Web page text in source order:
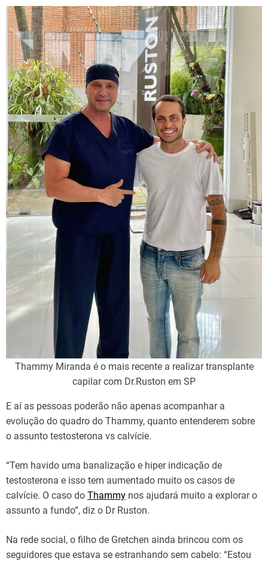
Thammy Miranda é o mais recente a realizar transplante
capilar com Dr.Ruston em SP
E aí as pessoas poderão não apenas acompanhar a
evolução do quadro do Thammy, quanto entenderem sobre
o assunto testosterona vs calvície.
“Tem havido uma banalização e hiper indicação de
testosterona e isso tem aumentado muito os casos de
calvície. O caso do Thammy nos ajudará muito a explorar o
assunto a fundo”, diz o Dr Ruston.
Na rede social, o filho de Gretchen ainda brincou com os
seguidores que estava se estranhando sem cabelo: “Estou